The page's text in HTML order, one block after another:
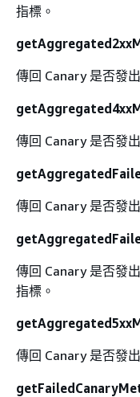
指標。
傳回 Canary 是否發
傳回 Canary 是否發
傳回 Canary 是否發
傳回 Canary 是否發
指標。
傳回 Canary 是否發